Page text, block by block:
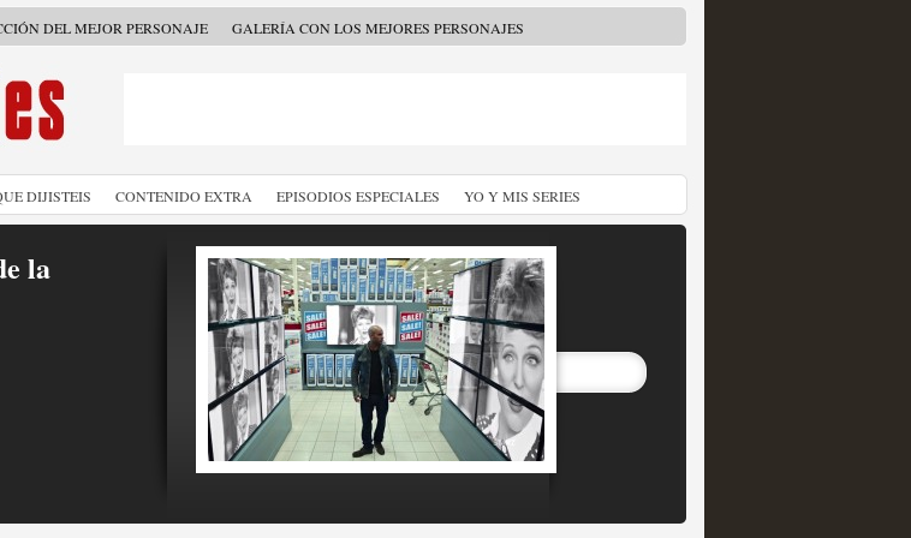
DEL MEJOR PERSONAJE GALERÍA CON LOS MEJORES PERSONAJES
DIJISTEIS CONTENIDO EXTRA EPISODIOS ESPECIALES YO Y MIS SERIES
la